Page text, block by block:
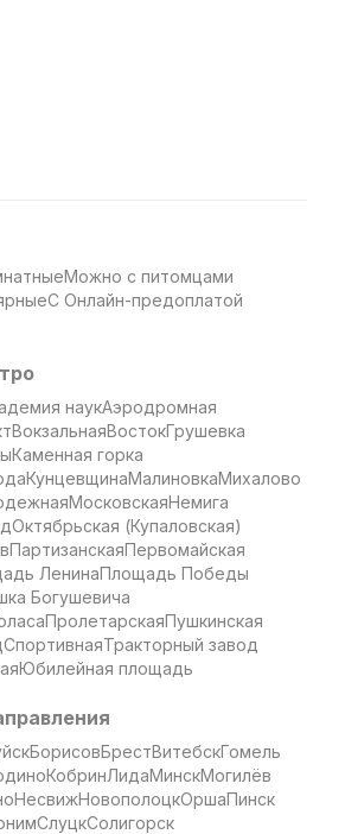
Можно с питомцами
С Онлайн-предоплатой
наукАэродромная
ВокзальнаяВостокГрушевка
Каменная горка
КунцевщинаМалиновкаМихалово
МосковскаяНемига
Октябрьская (Купаловская)
ПартизанскаяПервомайская
ЛенинаПлощадь Победы
Богушевича
ПролетарскаяПушкинская
СпортивнаяТракторный завод
Юбилейная площадь
БорисовБрестВитебскГомель
КобринЛидаМинскМогилёв
НесвижНовополоцкОршаПинск
СлуцкСолигорск